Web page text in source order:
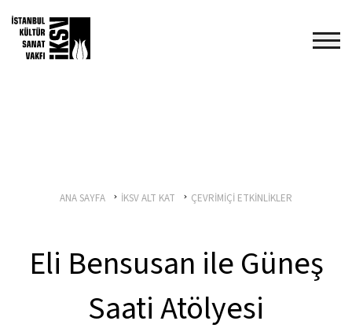
ANA SAYFA İKSV ALT KAT ÇEVRİMİÇİ ETKİNLİKLER
Eli Bensusan ile Güneş
Saati Atölyesi